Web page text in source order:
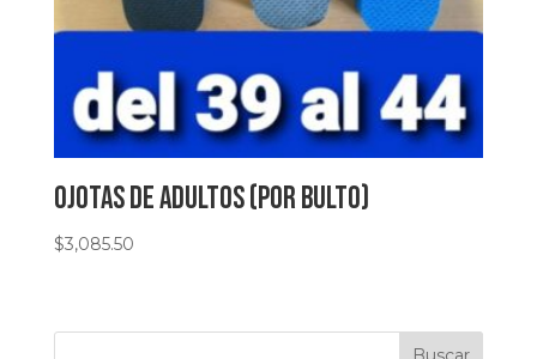
ojotas de adultos (por bulto)
$3,085.50